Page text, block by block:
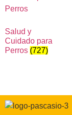
Salud y
Cuidado para
Perros (727)